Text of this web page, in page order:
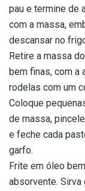
pau e termine de
com a massa,
descansar no
Retire a massa
bem finas, com a
rodelas com um
Coloque
de massa,
e feche cada
garfo.
Frite em óleo
absorvente.